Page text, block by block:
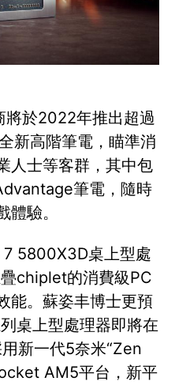
將於2022年推出超過
新高階筆電，瞄準消
人士等客群，其中包
筆電，隨時
驗。
5800X3D桌上型處
chiplet的消費級PC
能。蘇姿丰博士更預
桌上型處理器即將在
新一代5奈米“Zen
AM5平台，新平